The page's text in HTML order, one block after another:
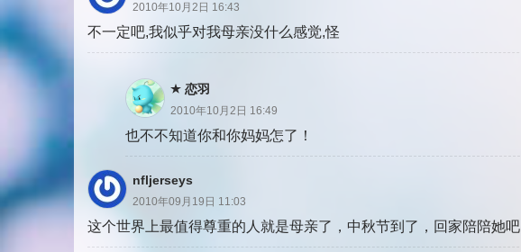
2010年10月2日 16:43
不一定吧,我似乎对我母亲没什么感觉,怪
恋羽
2010年10月2日 16:49
也不不知道你和你妈妈怎了！
nfljerseys
2010年09月19日 11:03
这个世界上最值得尊重的人就是母亲了，中秋节到了，回家陪陪她吧